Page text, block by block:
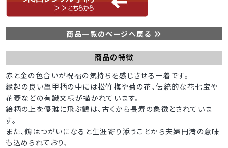
商品一覧のページへ戻る
商品の特徴
赤と金の色合いが祝福の気持ちを感じさせる一着です。
縁起の良い亀甲柄の中には松竹梅や菊の花、伝統的な花七宝や
花菱などの有識文様が描かれています。
絵柄の上を優雅に飛ぶ鶴は、古くから長寿の象徴とされていま
す。
また、鶴はつがいになると生涯寄り添うことから夫婦円満の意味
も込められており、